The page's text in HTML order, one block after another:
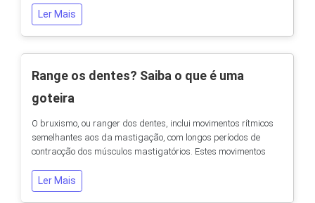
Dentista, especialista em Ortodontia). O inovador aparelho
invisível (Invisalign®) tem apresentado nos últimos anos uma
Ler Mais
Range os dentes? Saiba o que é uma
goteira
O bruxismo, ou ranger dos dentes, inclui movimentos rítmicos
semelhantes aos da mastigação, com longos períodos de
contracção dos músculos mastigatórios. Estes movimentos
ranger dos dentes pode causar fractura e desgaste do
esmalte. Como se trata o bruxismo? O primeiro passo é
Ler Mais